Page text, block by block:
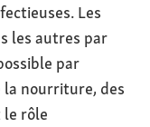
Les
les autres par
par
nourriture, des
le rôle